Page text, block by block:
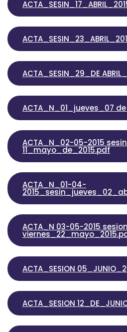
ACTA_SESIN_29_DE
ACTA_N_01_jueves_07
ACTA_N_02-05-2015
11_mayo_de_2015.pdf
ACTA_N_01-04-
ACTA_N 03-05-2015 sesion
ACTA_SESION
ACTA_SESION